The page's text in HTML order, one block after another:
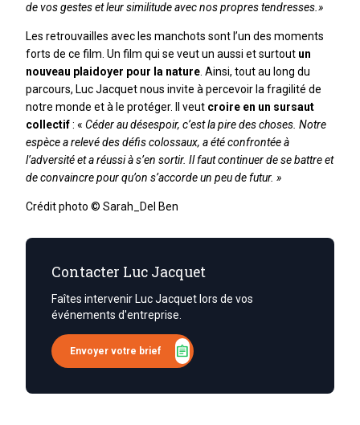
de vos gestes et leur similitude avec nos propres tendresses.»
Les retrouvailles avec les manchots sont l’un des moments
forts de ce film. Un film qui se veut un aussi et surtout un
nouveau plaidoyer pour la nature . Ainsi, tout au long du
parcours, Luc Jacquet nous invite à percevoir la fragilité de
notre monde et à le protéger. Il veut croire en un sursaut
collectif: « Céder au désespoir, c’est la pire des choses. Notre
espèce a relevé des défis colossaux, a été confrontée à
l’adversité et a réussi à s’en sortir. Il faut continuer de se battre et
de convaincre pour qu’on s’accorde un peu de futur. »
Crédit photo © Sarah_Del Ben
Contacter Luc Jacquet
Faîtes intervenir Luc Jacquet lors de vos
événements d'entreprise.
Envoyer votre brief assignment